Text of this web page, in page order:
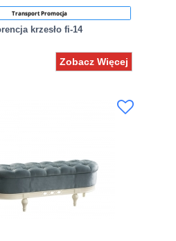
Transport Promocja
krzesło fi-14
Zobacz Więcej